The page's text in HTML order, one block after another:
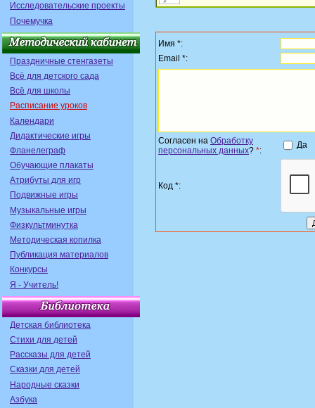
Исследовательские проекты
Почемучка
Праздничные стенгазеты
Всё для детского сада
Всё для школы
Расписание уроков
Календари
Дидактические игры
Фланелеграф
Обучающие плакаты
Атрибуты для игр
Подвижные игры
Музыкальные игры
Физкультминутка
Методическая копилка
Публикация материалов
Конкурсы
Я - Учитель!
Детская библиотека
Стихи для детей
Рассказы для детей
Сказки для детей
Народные сказки
Азбука
Имя *:
Email *:
Согласен на Обработку
персональных данных? *:
Да
Код *: